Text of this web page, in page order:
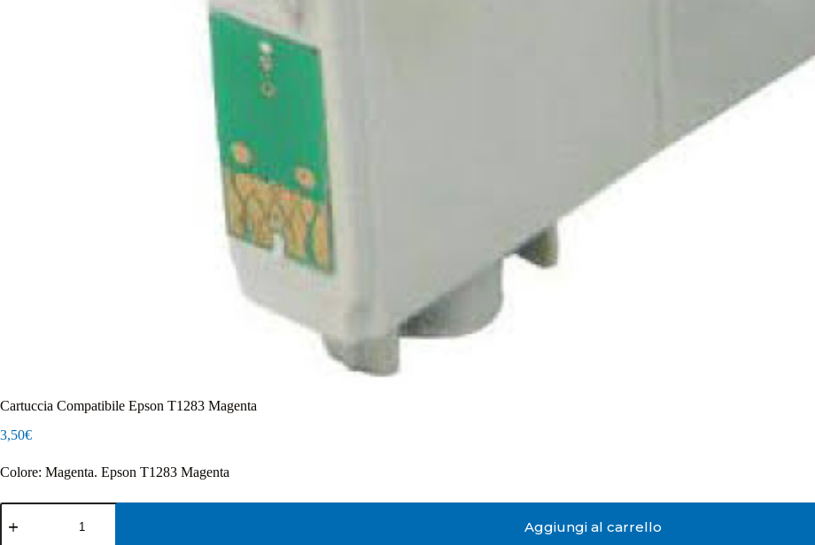
Cartuccia Compatibile Epson T1283 Magenta
3,50€
Colore: Magenta. Epson T1283 Magenta
Cartuccia
Compatibile
Aggiungi al carrello